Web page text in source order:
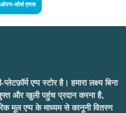
ओपन-सोर्स एप्पस
एप्प स्टोर है। हमारा लक्ष्य बिना
और खुली पहुंच प्रदान करना है,
मूल एप्प के माध्यम से कानूनी वितरण